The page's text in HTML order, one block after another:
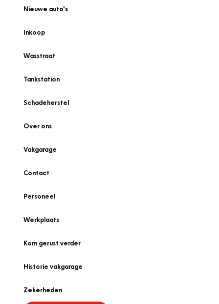
Nieuwe auto's
Inkoop
Wasstraat
Tankstation
Schadeherstel
Over ons
Vakgarage
Contact
Personeel
Werkplaats
Kom gerust verder
Historie vakgarage
Zekerheden